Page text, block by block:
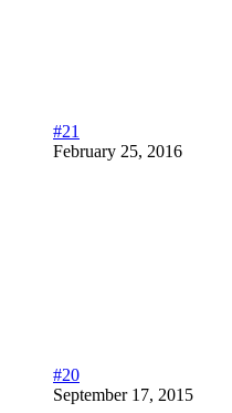
#21
February 25, 2016
#20
September 17, 2015